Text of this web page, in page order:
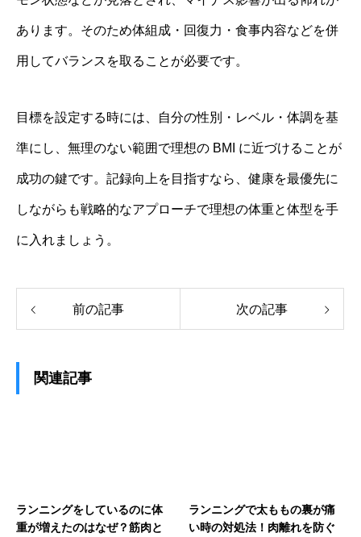
あります。そのため体組成・回復力・食事内容などを併
用してバランスを取ることが必要です。
目標を設定する時には、自分の性別・レベル・体調を基
準にし、無理のない範囲で理想の BMI に近づけることが
成功の鍵です。記録向上を目指すなら、健康を最優先に
しながらも戦略的なアプローチで理想の体重と体型を手
に入れましょう。
前の記事 次の記事
関連記事
ランニングをしているのに体
重が増えたのはなぜ？筋肉と
ランニングで太ももの裏が痛
い時の対処法！肉離れを防ぐ